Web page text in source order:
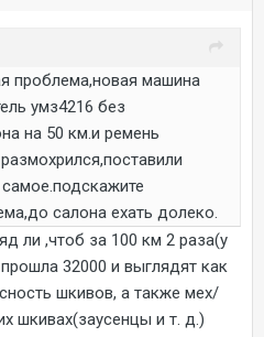
проблема,новая машина
умз4216 без
на 50 км.и ремень
салона ехать долеко.
ли ,чтоб за 100 км 2 раза(у
32000 и выглядят как
шкивов, а также мех/
шкивах(заусенцы и т. д.)